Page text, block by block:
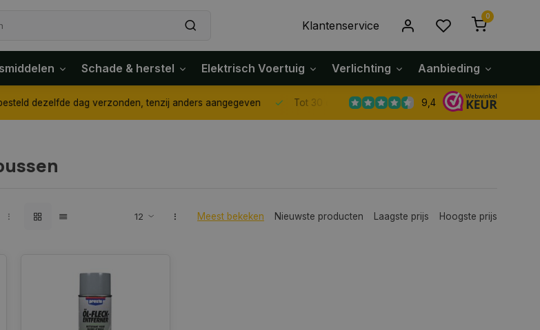
Klantenservice
0
Schade & herstel Elektrisch Voertuig Verlichting Aanbieding
dag verzonden, tenzij anders aangegeven Tot 30 dagen retour sturen. 9,4
Meest bekeken Nieuwste producten Laagste prijs Hoogste prijs